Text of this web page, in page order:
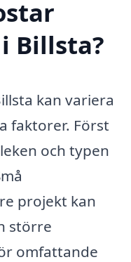
Billsta?
kan variera
faktorer. Först
och typen
projekt kan
större
omfattande